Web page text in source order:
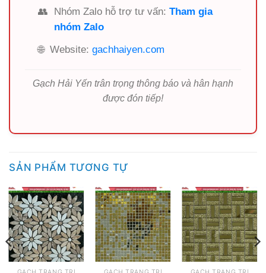
👥
Nhóm Zalo hỗ trợ tư vấn: Tham gia
nhóm Zalo
🌐 Website: gachhaiyen.com
Gạch Hải Yến trân trọng thông báo và hân hạnh
được đón tiếp!
SẢN PHẨM TƯƠNG TỰ